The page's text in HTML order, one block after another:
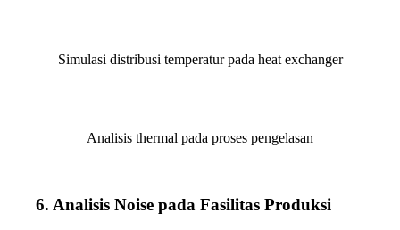
Simulasi distribusi temperatur pada heat exchanger
Analisis thermal pada proses pengelasan
6. Analisis Noise pada Fasilitas Produksi